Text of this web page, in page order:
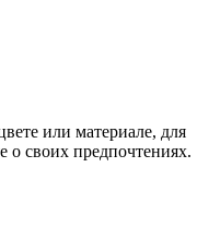
или материале, для
о своих предпочтениях.